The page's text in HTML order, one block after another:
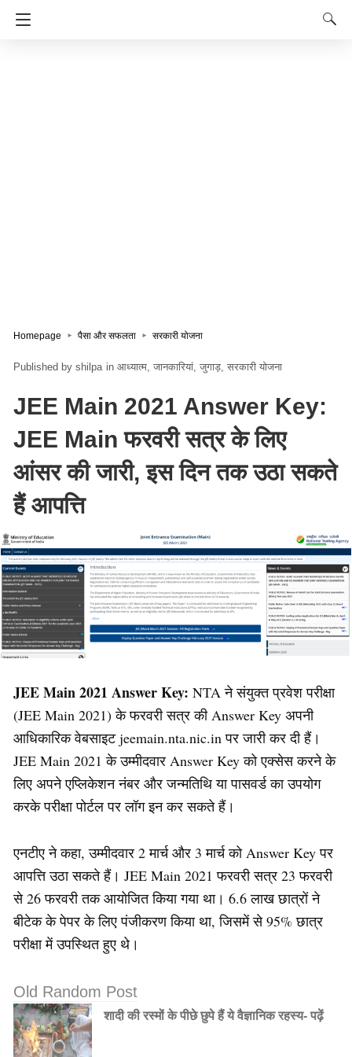
Homepage पैसा और सफलता सरकारी योजना
shilpa in आध्यात्म जानकारियां जुगाड़ सरकारी योजना
JEE Main 2021 Answer Key:
JEE Main फरवरी सत्र के लिए
आंसर की जारी, इस दिन तक उठा सकते
हैं आपत्ति
JEE Main 2021 Answer Key: NTA ने संयुक्त प्रवेश परीक्षा
(JEE Main 2021) के फरवरी सत्र की Answer Key अपनी
आधिकारिक वेबसाइट jeemain.nta.nic.in पर जारी कर दी हैं।
JEE Main 2021 के उम्मीदवार Answer Key को एक्सेस करने के
लिए अपने एप्लिकेशन नंबर और जन्मतिथि या पासवर्ड का उपयोग
करके परीक्षा पोर्टल पर लॉग इन कर सकते हैं।
एनटीए ने कहा, उम्मीदवार 2 मार्च और 3 मार्च को Answer Key पर
आपत्ति उठा सकते हैं। JEE Main 2021 फरवरी सत्र 23 फरवरी
से 26 फरवरी तक आयोजित किया गया था। 6.6 लाख छात्रों ने
बीटेक के पेपर के लिए पंजीकरण किया था, जिसमें से 95% छात्र
परीक्षा में उपस्थित हुए थे।
Old Random Post
शादी की रस्‍मों के पीछे छुपे हैं ये वैज्ञानिक रहस्‍य- पढ़ें